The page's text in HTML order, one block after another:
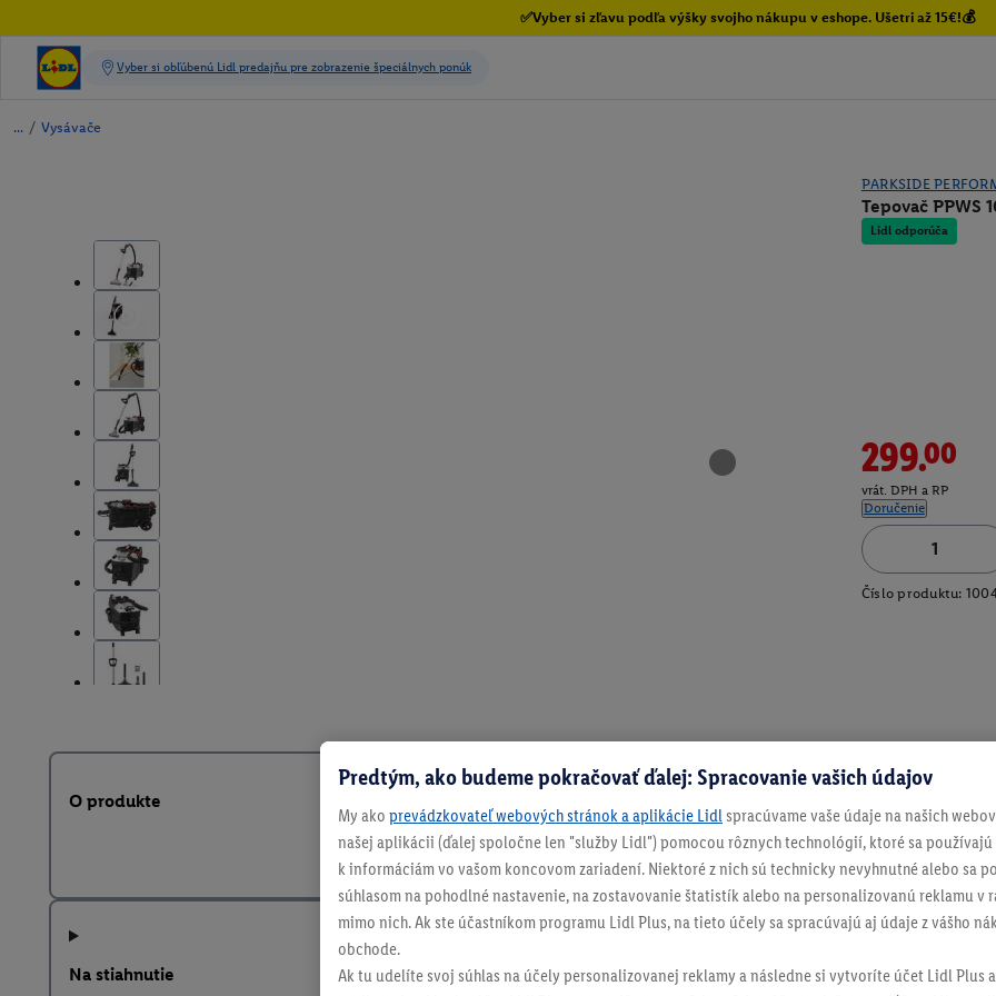
✅Vyber si zľavu podľa výšky svojho nákupu v eshope. Ušetri až 15€!💰
/ Vysávače
PARKSIDE
Tepovač PPWS
Lidl odporúča
299.00
vrát. DPH a RP
Doručenie
Číslo produktu:
O produkte
Na stiahnutie
Predtým, ako budeme pokračovať ďalej: Spracovanie vašich údajov
My ako prevádzkovateľ webových stránok a aplikácie Lidl spracúvame vaše údaje na našich
našej aplikácii (ďalej spoločne len "služby Lidl") pomocou rôznych technológií, ktoré sa
k informáciám vo vašom koncovom zariadení. Niektoré z nich sú technicky nevyhnutné alebo sa
súhlasom na pohodlné nastavenie, na zostavovanie štatistík alebo na personalizovanú reklamu v
mimo nich. Ak ste účastníkom programu Lidl Plus, na tieto účely sa spracúvajú aj údaje z vášho
obchode.
Ak tu udelíte svoj súhlas na účely personalizovanej reklamy a následne si vytvoríte účet Lidl Plus